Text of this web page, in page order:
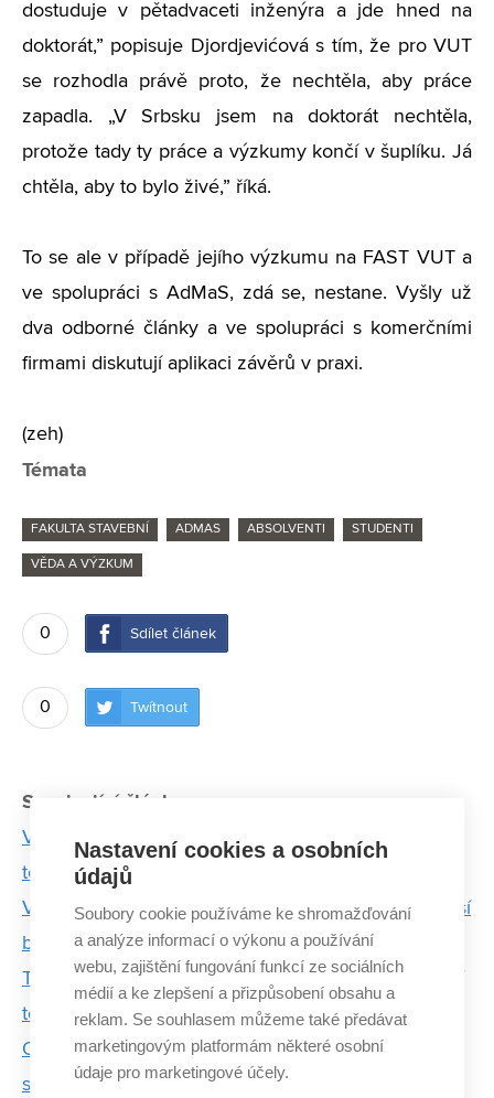
dostuduje v pětadvaceti inženýra a jde hned na
doktorát,” popisuje Djordjevićová s tím, že pro VUT
se rozhodla právě proto, že nechtěla, aby práce
zapadla. „V Srbsku jsem na doktorát nechtěla,
protože tady ty práce a výzkumy končí v šuplíku. Já
chtěla, aby to bylo živé,” říká.
To se ale v případě jejího výzkumu na FAST VUT a
ve spolupráci s AdMaS, zdá se, nestane. Vyšly už
dva odborné články a ve spolupráci s komerčními
firmami diskutují aplikaci závěrů v praxi.
(zeh)
Témata
FAKULTA STAVEBNÍ ADMAS ABSOLVENTI STUDENTI
VĚDA A VÝZKUM
0 Sdílet článek
0 Twítnout
Související články:
V centru AdMaS mají speciální pece. Zkouší v nich
teplotní odolnost materiálů
V centru AdMaS hledají asfaltovou směs, která zvýší
bezpečnost na silnicích
Tomáš Apeltauer: Evakuace osob je stále důležitější
téma. Naše modely v tom pomáhají
Odborníci z FAST testují energopiloty – zajistí
statiku i chlazení budov
Nastavení cookies a osobních
údajů
Soubory cookie používáme ke shromažďování
a analýze informací o výkonu a používání
webu, zajištění fungování funkcí ze sociálních
médií a ke zlepšení a přizpůsobení obsahu a
reklam. Se souhlasem můžeme také předávat
marketingovým platformám některé osobní
údaje pro marketingové účely.